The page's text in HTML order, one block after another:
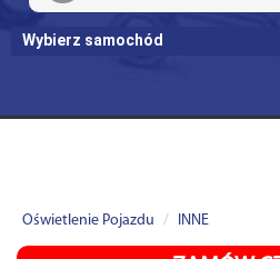
Wybierz samochód
Oświetlenie Pojazdu INNE